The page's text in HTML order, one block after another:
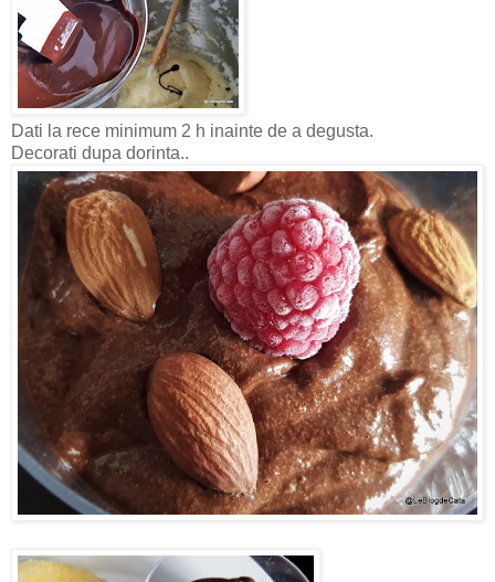
Dati la rece minimum 2 h inainte de a degusta.
Decorati dupa dorinta..